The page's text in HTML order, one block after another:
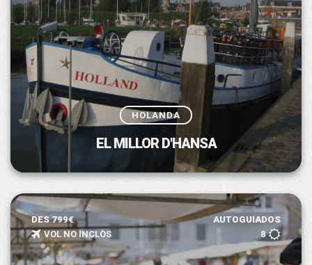
HOLANDA
EL MILLOR D'HANSA
DES 799€
AUTOGUIADOS
VOL NO INCLÒS
8